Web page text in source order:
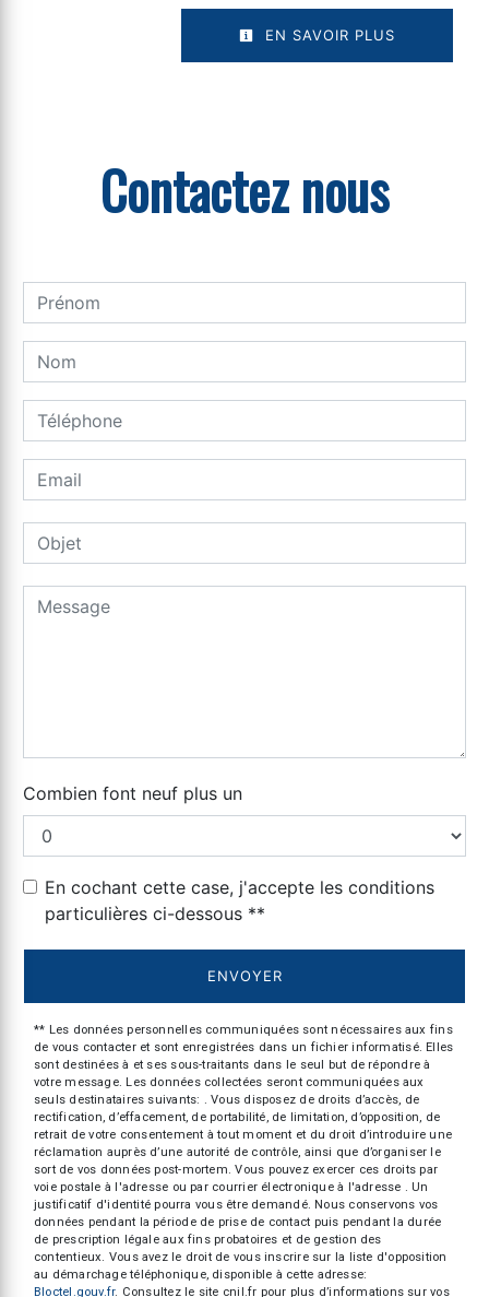
EN SAVOIR PLUS
Contactez nous
Combien font neuf plus un
En cochant cette case, j'accepte les conditions
particulières ci-dessous **
ENVOYER
** Les données personnelles communiquées sont nécessaires aux fins
de vous contacter et sont enregistrées dans un fichier informatisé. Elles
sont destinées à et ses sous-traitants dans le seul but de répondre à
votre message. Les données collectées seront communiquées aux
seuls destinataires suivants: . Vous disposez de droits d’accès, de
rectification, d’effacement, de portabilité, de limitation, d’opposition, de
retrait de votre consentement à tout moment et du droit d’introduire une
réclamation auprès d’une autorité de contrôle, ainsi que d’organiser le
sort de vos données post-mortem. Vous pouvez exercer ces droits par
voie postale à l'adresse ou par courrier électronique à l'adresse . Un
justificatif d'identité pourra vous être demandé. Nous conservons vos
données pendant la période de prise de contact puis pendant la durée
de prescription légale aux fins probatoires et de gestion des
contentieux. Vous avez le droit de vous inscrire sur la liste d'opposition
au démarchage téléphonique, disponible à cette adresse:
Bloctel.gouv.fr. Consultez le site cnil.fr pour plus d’informations sur vos